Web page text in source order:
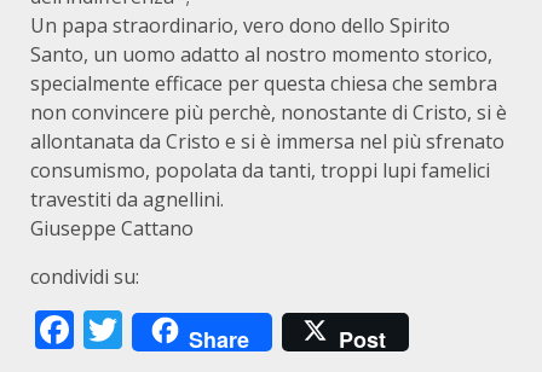
Un papa straordinario, vero dono dello Spirito
Santo, un uomo adatto al nostro momento storico,
specialmente efficace per questa chiesa che sembra
non convincere più perchè, nonostante di Cristo, si è
allontanata da Cristo e si è immersa nel più sfrenato
consumismo, popolata da tanti, troppi lupi famelici
travestiti da agnellini.
Giuseppe Cattano
condividi su:
Facebook
Twitter
Share Post